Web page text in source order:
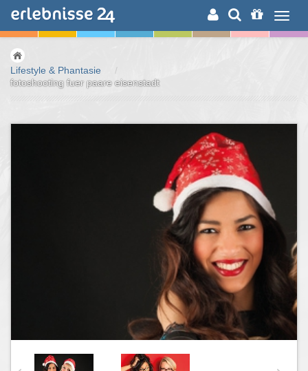
ERLEBNISSUCHE
Lifestyle & Phantasie
/
fotoshooting fuer paare eisenstadt